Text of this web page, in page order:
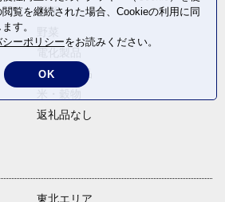
麺類
卵・乳製品
返礼品なし
東北エリア
覧を継続された場合、Cookieの利用に同
す。
ーポリシーをお読みください。
OK